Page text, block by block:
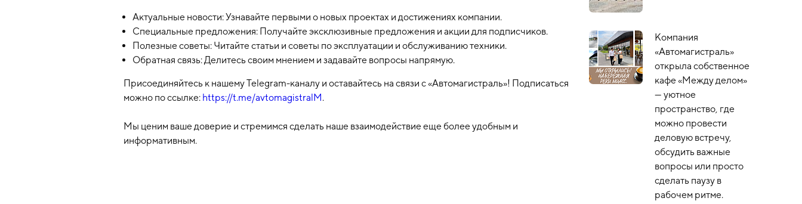
Актуальные новости: Узнавайте первыми о новых проектах и достижениях компании.
Специальные предложения: Получайте эксклюзивные предложения и акции для подписчиков.
Полезные советы: Читайте статьи и советы по эксплуатации и обслуживанию техники.
Обратная связь: Делитесь своим мнением и задавайте вопросы напрямую.
Присоединяйтесь к нашему Telegram-каналу и оставайтесь на связи с «Автомагистраль»! Подписаться
можно по ссылке: https://t.me/avtomagistralM.
Мы ценим ваше доверие и стремимся сделать наше взаимодействие еще более удобным и
информативным.
Компания
«Автомагистраль»
открыла собственное
кафе «Между делом»
— уютное
пространство, где
можно провести
деловую встречу,
обсудить важные
вопросы или просто
сделать паузу в
рабочем ритме.